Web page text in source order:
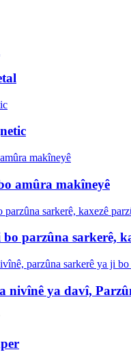
amûra makîneyê
parzûna sarkerê,
nivînê ya davî,